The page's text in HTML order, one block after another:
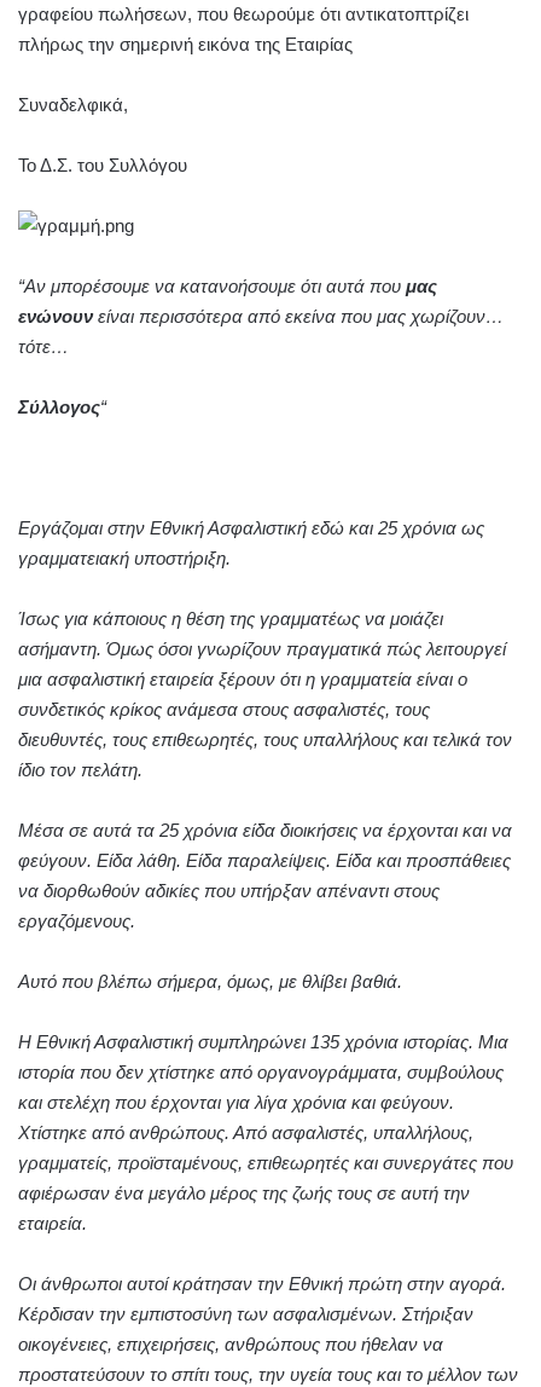
γραφείου πωλήσεων, που θεωρούμε ότι αντικατοπτρίζει
πλήρως την σημερινή εικόνα της Εταιρίας
Συναδελφικά,
Το Δ.Σ. του Συλλόγου
“Αν μπορέσουμε να κατανοήσουμε ότι αυτά που μας
ενώνουνείναι περισσότερα από εκείνα που μας χωρίζουν…
τότε…
Σύλλογος“
Εργάζομαι στην Εθνική Ασφαλιστική εδώ και 25 χρόνια ως
γραμματειακή υποστήριξη.
Ίσως για κάποιους η θέση της γραμματέως να μοιάζει
ασήμαντη. Όμως όσοι γνωρίζουν πραγματικά πώς λειτουργεί
μια ασφαλιστική εταιρεία ξέρουν ότι η γραμματεία είναι ο
συνδετικός κρίκος ανάμεσα στους ασφαλιστές, τους
διευθυντές, τους επιθεωρητές, τους υπαλλήλους και τελικά τον
ίδιο τον πελάτη.
Μέσα σε αυτά τα 25 χρόνια είδα διοικήσεις να έρχονται και να
φεύγουν. Είδα λάθη. Είδα παραλείψεις. Είδα και προσπάθειες
να διορθωθούν αδικίες που υπήρξαν απέναντι στους
εργαζόμενους.
Αυτό που βλέπω σήμερα, όμως, με θλίβει βαθιά.
Η Εθνική Ασφαλιστική συμπληρώνει 135 χρόνια ιστορίας. Μια
ιστορία που δεν χτίστηκε από οργανογράμματα, συμβούλους
και στελέχη που έρχονται για λίγα χρόνια και φεύγουν.
Χτίστηκε από ανθρώπους. Από ασφαλιστές, υπαλλήλους,
γραμματείς, προϊσταμένους, επιθεωρητές και συνεργάτες που
αφιέρωσαν ένα μεγάλο μέρος της ζωής τους σε αυτή την
εταιρεία.
Οι άνθρωποι αυτοί κράτησαν την Εθνική πρώτη στην αγορά.
Κέρδισαν την εμπιστοσύνη των ασφαλισμένων. Στήριξαν
οικογένειες, επιχειρήσεις, ανθρώπους που ήθελαν να
προστατεύσουν το σπίτι τους, την υγεία τους και το μέλλον των